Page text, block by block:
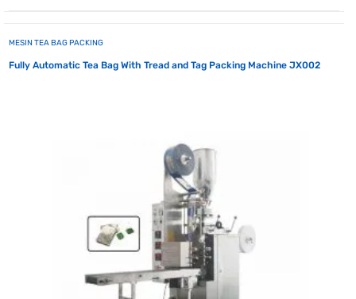
MESIN TEA BAG PACKING
Fully Automatic Tea Bag With Tread and Tag Packing Machine JX002